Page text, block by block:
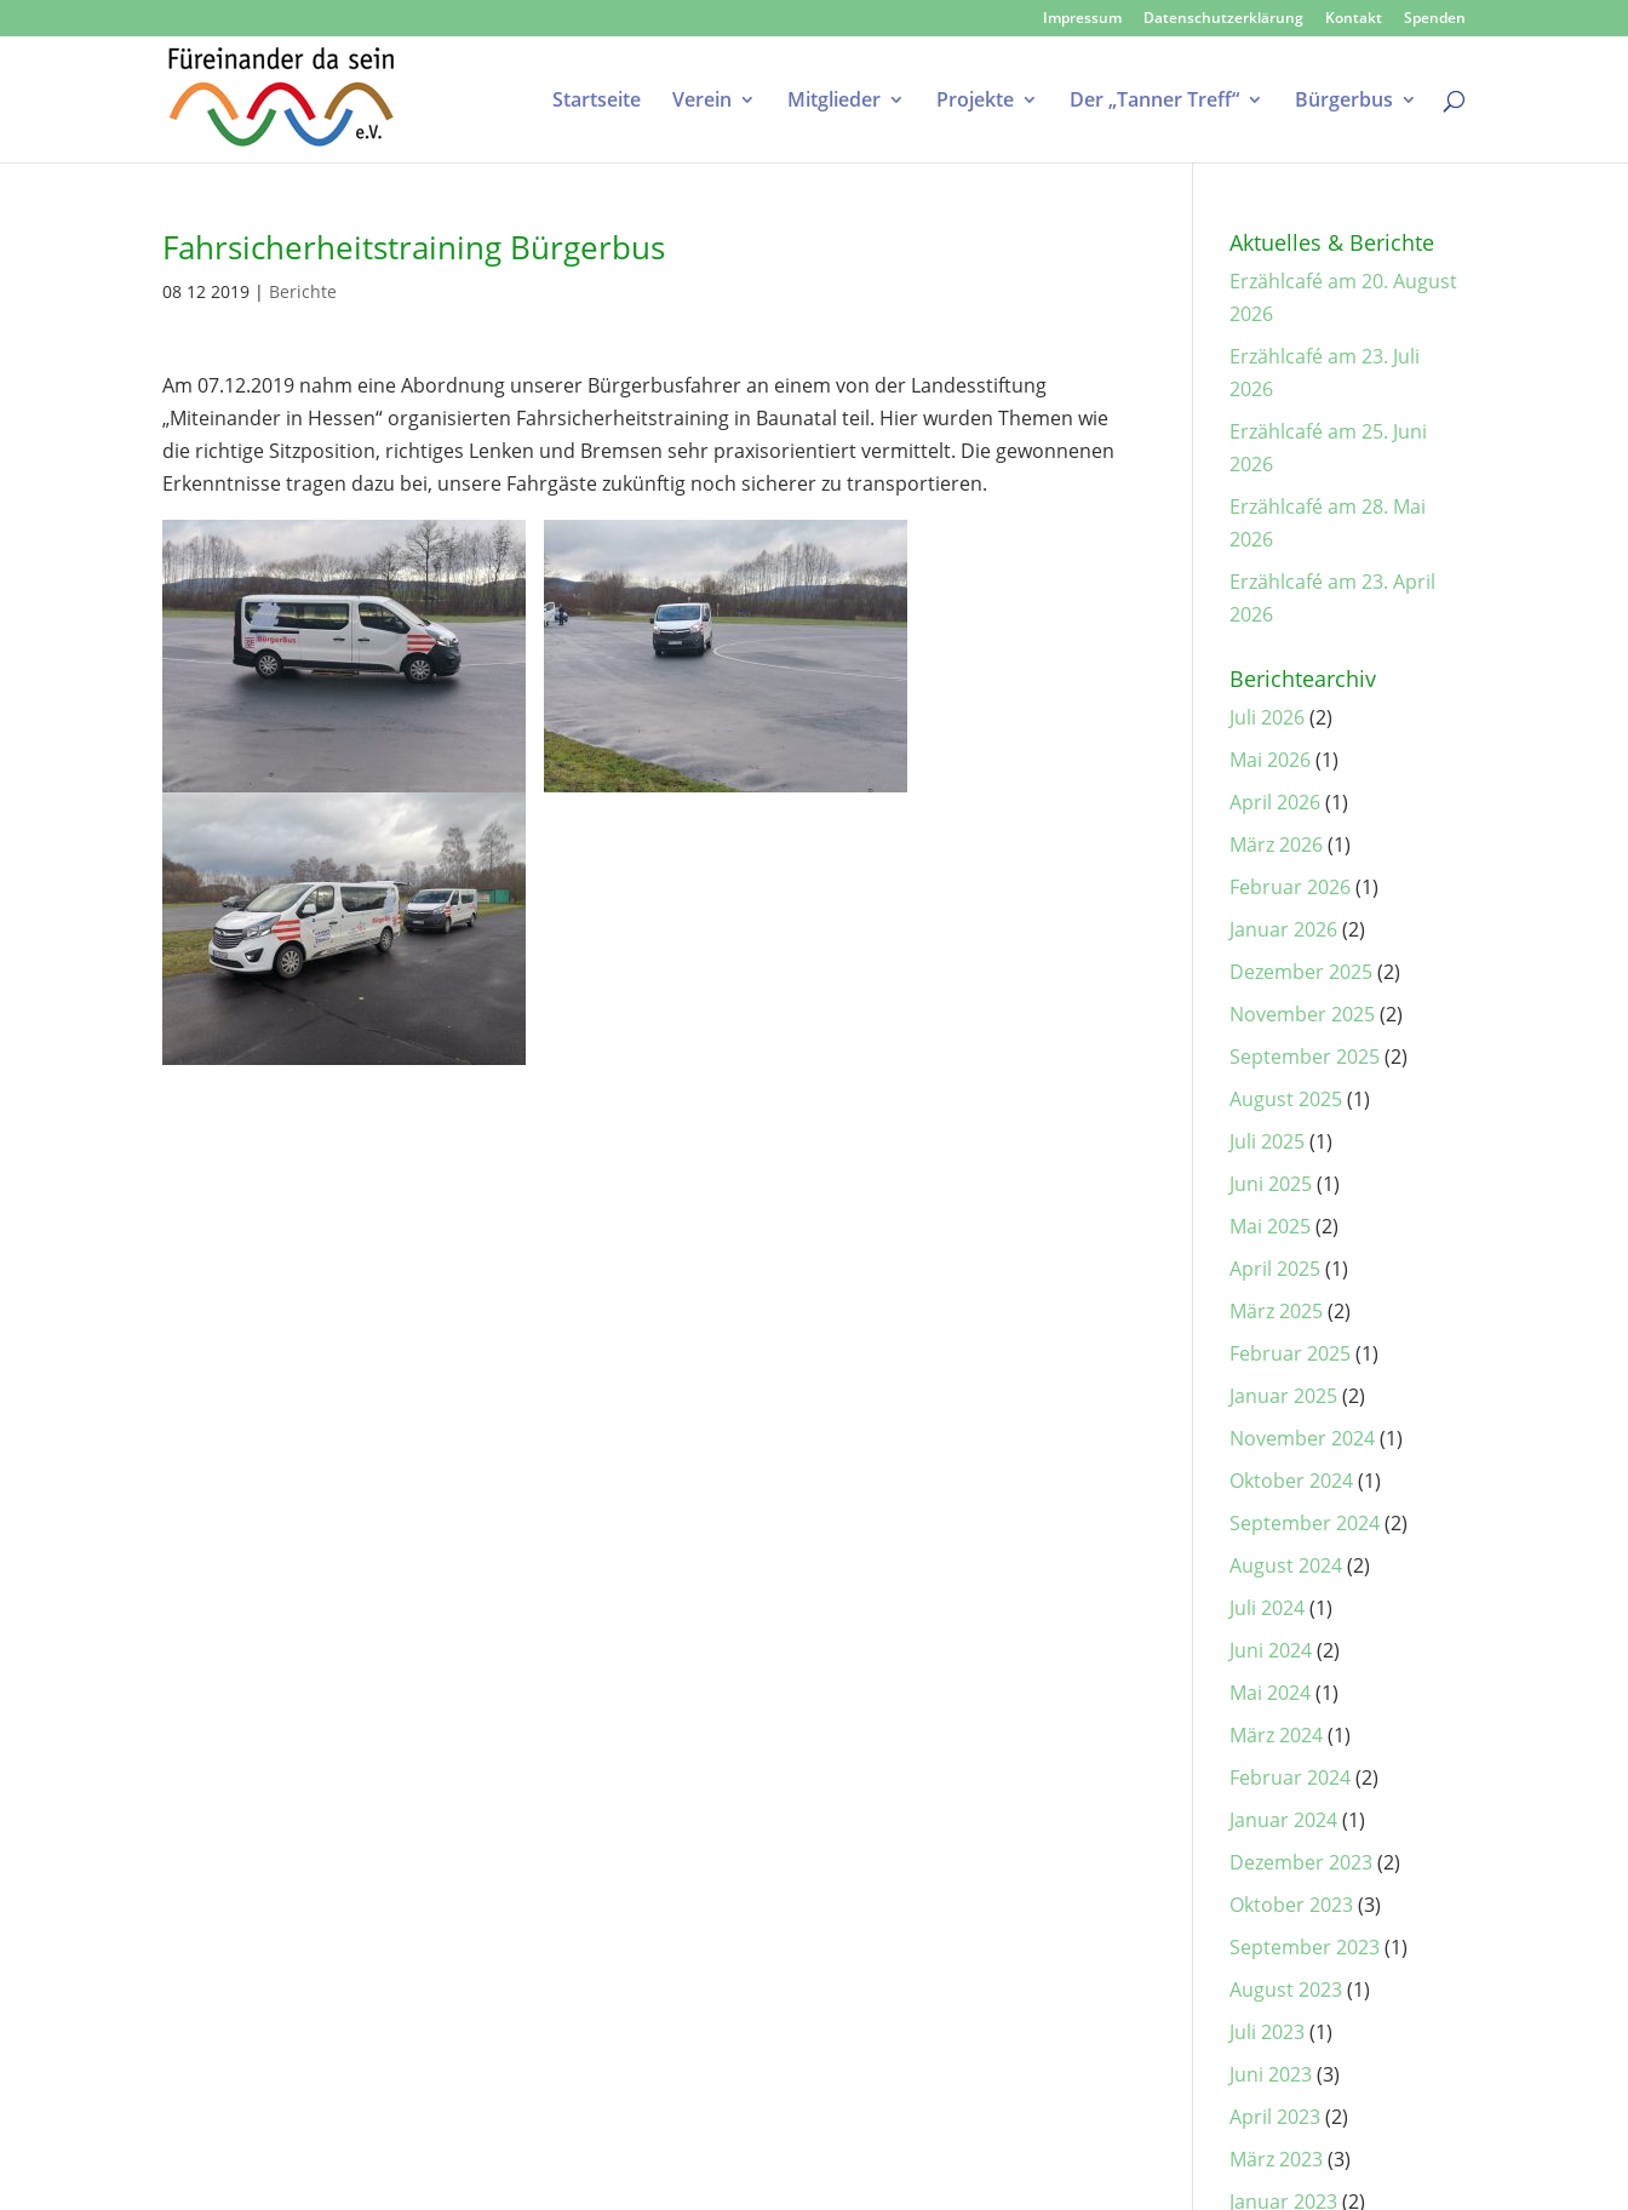
Impressum Datenschutzerklärung Kontakt Spenden
Startseite Verein Mitglieder Projekte Der „Tanner Treff“ Bürgerbus
Fahrsicherheitstraining Bürgerbus
08 12 2019 | Berichte
Am 07.12.2019 nahm eine Abordnung unserer Bürgerbusfahrer an einem von der Landesstiftung
„Miteinander in Hessen“ organisierten Fahrsicherheitstraining in Baunatal teil. Hier wurden Themen wie
die richtige Sitzposition, richtiges Lenken und Bremsen sehr praxisorientiert vermittelt. Die gewonnenen
Erkenntnisse tragen dazu bei, unsere Fahrgäste zukünftig noch sicherer zu transportieren.
Aktuelles & Berichte
Erzählcafé am 20. August
2026
Erzählcafé am 23. Juli
2026
Erzählcafé am 25. Juni
2026
Erzählcafé am 28. Mai
2026
Erzählcafé am 23. April
2026
Berichtearchiv
Juli 2026(2)
Mai 2026(1)
April 2026(1)
März 2026(1)
Februar 2026(1)
Januar 2026(2)
Dezember 2025(2)
November 2025(2)
September 2025(2)
August 2025(1)
Juli 2025(1)
Juni 2025(1)
Mai 2025(2)
April 2025(1)
März 2025(2)
Februar 2025(1)
Januar 2025(2)
November 2024(1)
Oktober 2024(1)
September 2024(2)
August 2024(2)
Juli 2024(1)
Juni 2024(2)
Mai 2024(1)
März 2024(1)
Februar 2024(2)
Januar 2024(1)
Dezember 2023(2)
Oktober 2023(3)
September 2023(1)
August 2023(1)
Juli 2023(1)
Juni 2023(3)
April 2023(2)
März 2023(3)
Januar 2023(2)